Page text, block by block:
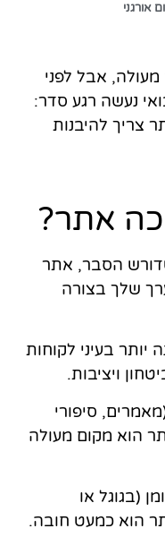
אורגני
אבל לפני
נעשה רגע סדר:
צריך להיבנות
אתר?
הסבר, אתר
שלך בצורה
בעיני לקוחות
ויציבות.
סיפורי
הוא מקום מעולה
(בגוגל או
הוא כמעט חובה.